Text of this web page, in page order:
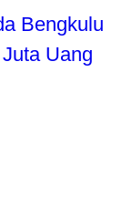
Bengkulu
Uang